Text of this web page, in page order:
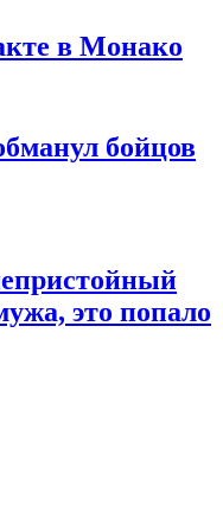
в Монако
бойцов
это попало